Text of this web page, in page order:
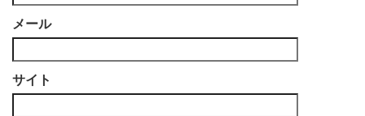
メール
サイト